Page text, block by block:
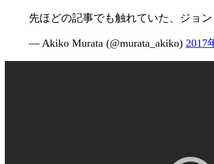
先ほどの記事でも触れていた、ジョ
— Akiko Murata (@murata_akiko) 2017